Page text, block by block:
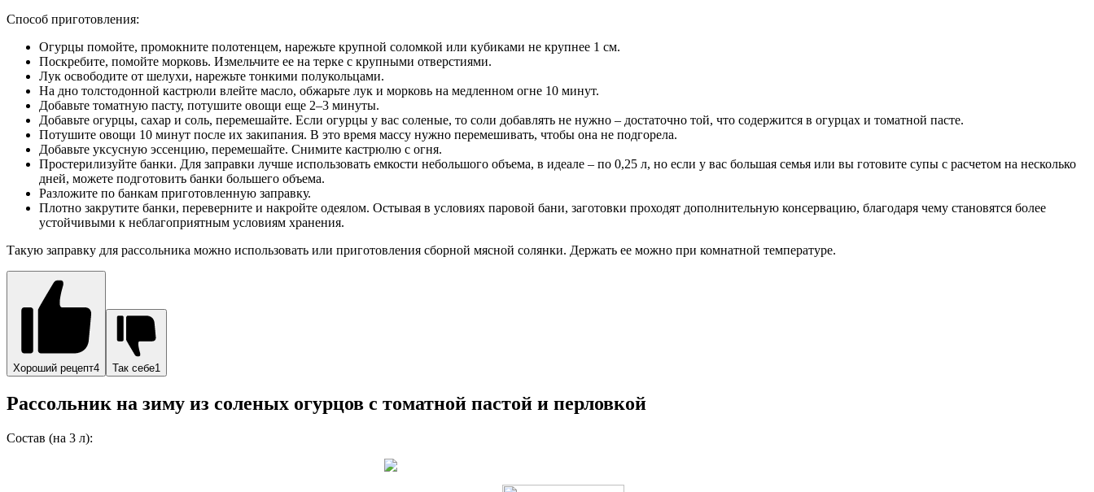
Способ приготовления:
Огурцы помойте, промокните полотенцем, нарежьте крупной соломкой или кубиками не крупнее 1 см.
Поскребите, помойте морковь. Измельчите ее на терке с крупными отверстиями.
Лук освободите от шелухи, нарежьте тонкими полукольцами.
На дно толстодонной кастрюли влейте масло, обжарьте лук и морковь на медленном огне 10 минут.
Добавьте томатную пасту, потушите овощи еще 2–3 минуты.
Добавьте огурцы, сахар и соль, перемешайте. Если огурцы у вас соленые, то соли добавлять не нужно – достаточно той, что содержится в огурцах и томатной пасте.
Потушите овощи 10 минут после их закипания. В это время массу нужно перемешивать, чтобы она не подгорела.
Добавьте уксусную эссенцию, перемешайте. Снимите кастрюлю с огня.
Простерилизуйте банки. Для заправки лучше использовать емкости небольшого объема, в идеале – по 0,25 л, но если у вас большая семья или вы готовите супы с расчетом на несколько
дней, можете подготовить банки большего объема.
Разложите по банкам приготовленную заправку.
Плотно закрутите банки, переверните и накройте одеялом. Остывая в условиях паровой бани, заготовки проходят дополнительную консервацию, благодаря чему становятся более
устойчивыми к неблагоприятным условиям хранения.
Такую заправку для рассольника можно использовать или приготовления сборной мясной солянки. Держать ее можно при комнатной температуре.
Хороший рецепт4 Так себе1
Рассольник на зиму из соленых огурцов с томатной пастой и перловкой
Состав (на 3 л):